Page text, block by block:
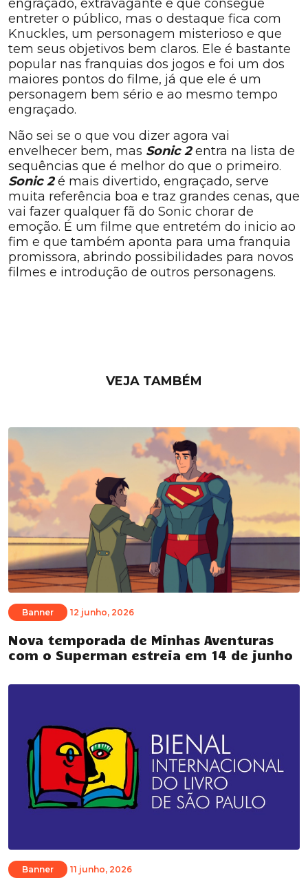
engraçado, extravagante e que consegue
entreter o público, mas o destaque fica com
Knuckles, um personagem misterioso e que
tem seus objetivos bem claros. Ele é bastante
popular nas franquias dos jogos e foi um dos
maiores pontos do filme, já que ele é um
personagem bem sério e ao mesmo tempo
engraçado.
Não sei se o que vou dizer agora vai
envelhecer bem, mas Sonic 2entra na lista de
sequências que é melhor do que o primeiro.
Sonic 2é mais divertido, engraçado, serve
muita referência boa e traz grandes cenas, que
vai fazer qualquer fã do Sonic chorar de
emoção. É um filme que entretém do inicio ao
fim e que também aponta para uma franquia
promissora, abrindo possibilidades para novos
filmes e introdução de outros personagens.
VEJA TAMBÉM
Banner 12 junho, 2026
Nova temporada de Minhas Aventuras
com o Superman estreia em 14 de junho
Banner 11 junho, 2026